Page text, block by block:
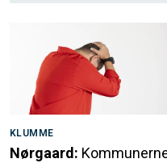
KLUMME
Nørgaard: